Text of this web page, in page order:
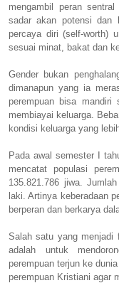
mengambil peran
sadar akan potensi dan
percaya diri (self-worth)
sesuai minat, bakat dan
Gender bukan
dimanapun yang ia
perempuan bisa mandiri
membiayai keluarga.
kondisi keluarga yang
Pada awal semester I
mencatat populasi
135.821.786 jiwa.
laki. Artinya keberadaan
berperan dan berkarya
Salah satu yang menjadi
adalah untuk
perempuan terjun ke
perempuan Kristiani agar